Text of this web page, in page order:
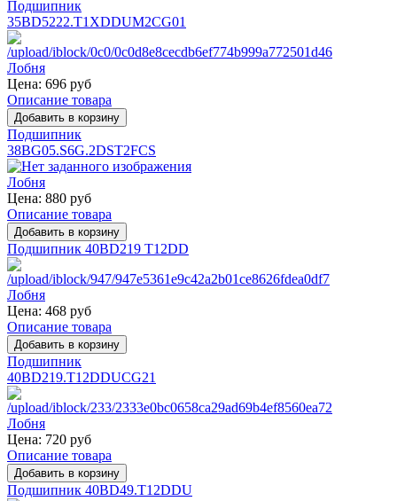
Подшипник
35BD5222.T1XDDUM2CG01
Цена: 696 руб
Описание товара
Подшипник
38BG05.S6G.2DST2FCS
Цена: 880 руб
Описание товара
Подшипник 40BD219 T12DD
Цена: 468 руб
Описание товара
Подшипник
40BD219.T12DDUCG21
Цена: 720 руб
Описание товара
Подшипник 40BD49.T12DDU